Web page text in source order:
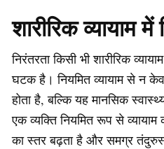
शारीरिक व्यायाम
निरंतरता किसी भी शारीरिक
घटक है। नियमित व्यायाम से न
होता है, बल्कि यह मानसिक
एक व्यक्ति नियमित रूप से
का स्तर बढ़ता है और समग्र